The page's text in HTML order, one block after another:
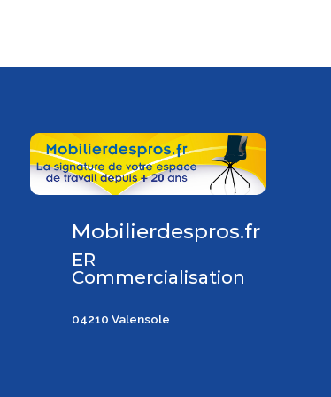
Mobilierdespros.fr
ER
Commercialisation
04210 Valensole